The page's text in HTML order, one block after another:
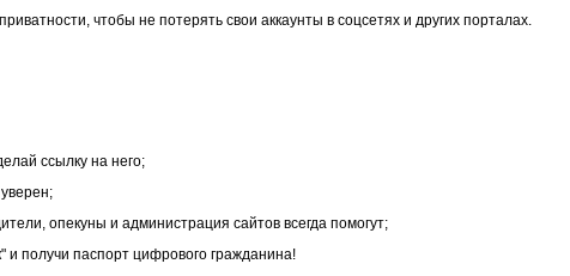
чтобы не потерять свои аккаунты в соцсетях и других порталах.
ссылку на него;
опекуны и администрация сайтов всегда помогут;
и получи паспорт цифрового гражданина!